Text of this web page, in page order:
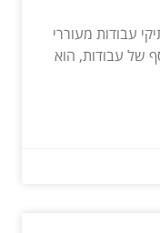
עבודות מעוררי
של עבודות, הוא